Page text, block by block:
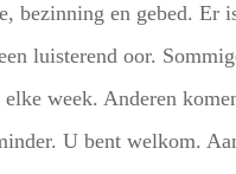
bezinning en gebed. Er
luisterend oor.
week. Anderen
U bent welkom.